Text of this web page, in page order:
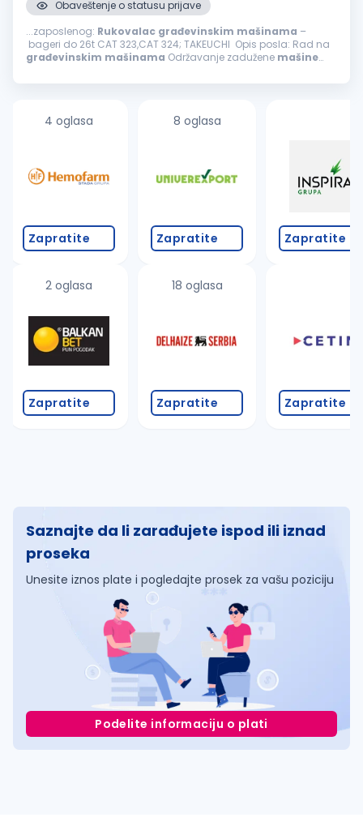
Obaveštenje o statusu prijave
...zaposlenog: Rukovalac građevinskim mašinama –
bageri do 26t CAT 323,CAT 324; TAKEUCHI Opis posla: Rad na
građevinskim mašinama Održavanje zadužene mašine
iskustvo neophodno...
4 oglasa
Zapratite
2 oglasa
Zapratite
8 oglasa
Zapratite
18 oglasa
Zapratite
Zapratite
Zapratite
Saznajte da li zarađujete ispod ili iznad
proseka
Unesite iznos plate i pogledajte prosek za vašu poziciju
Podelite informaciju o plati